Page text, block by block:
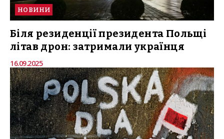
НОВИНИ
Біля резиденції президента Польщі
літав дрон: затримали українця
16.09.2025